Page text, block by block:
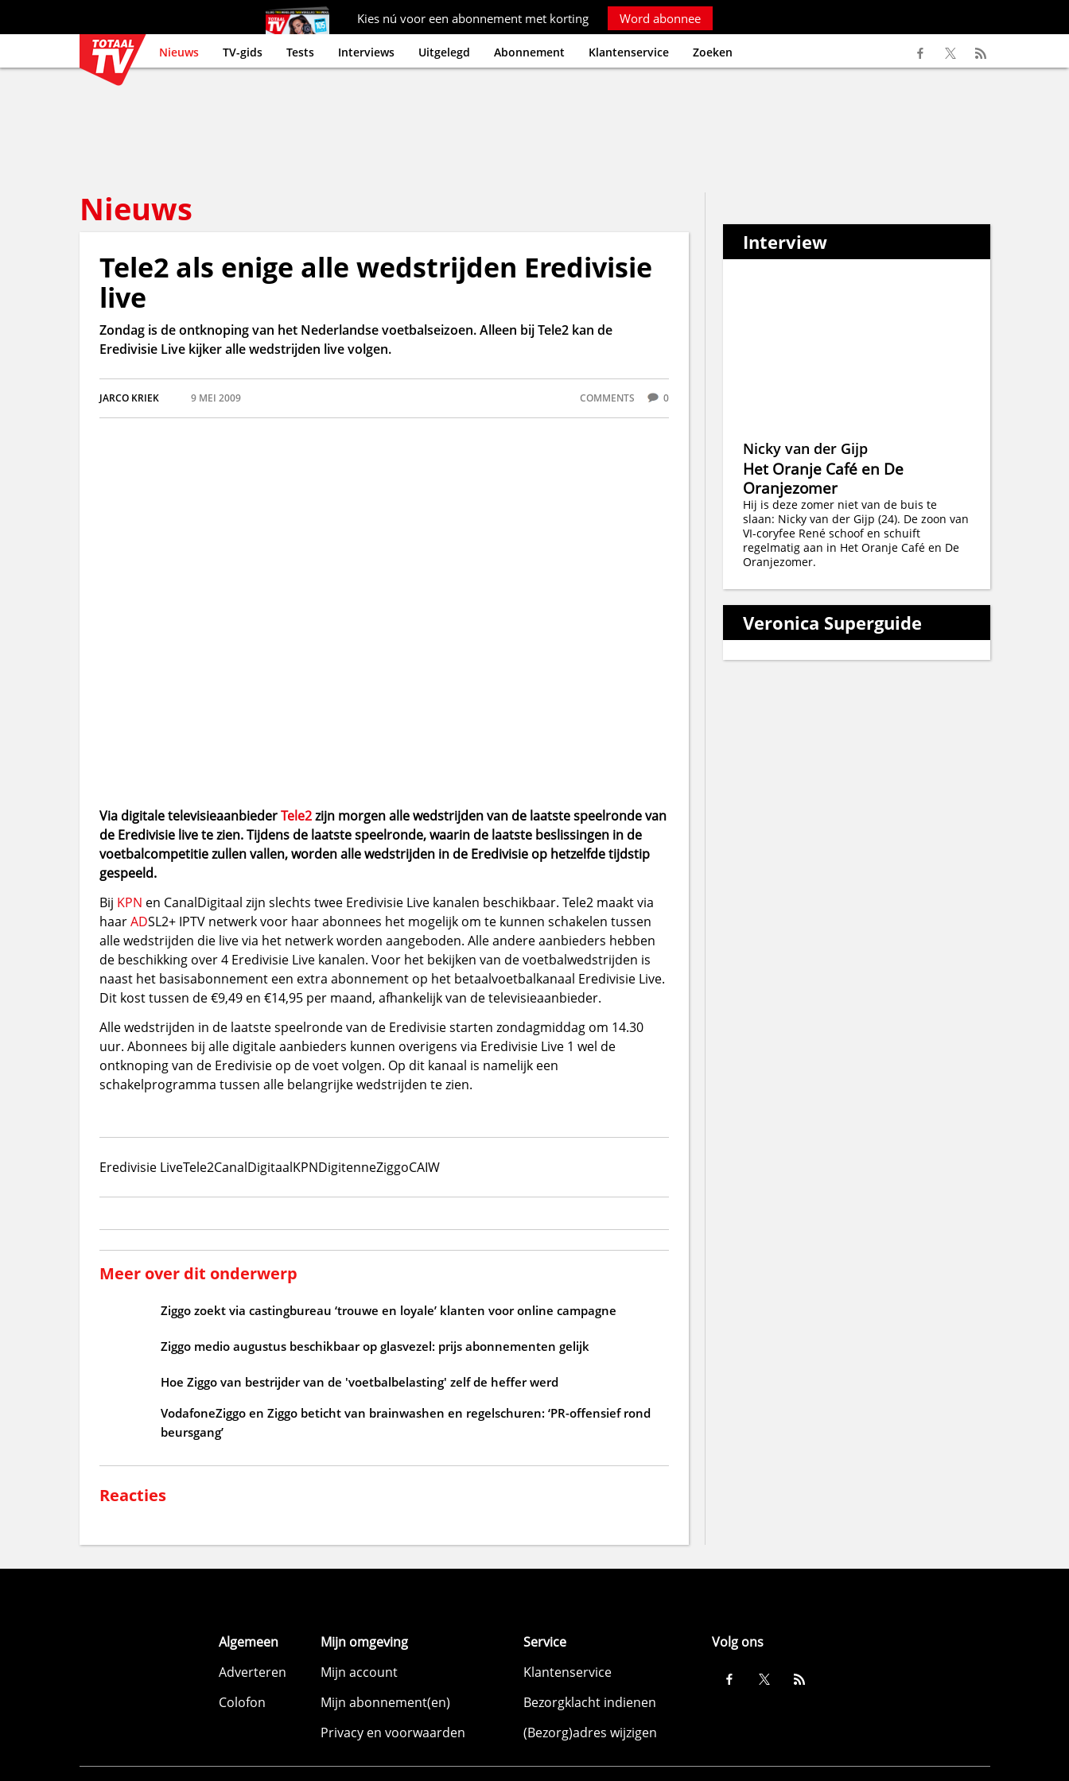
Kies nú voor een abonnement met korting Word abonnee
Nieuws TV-gids Tests Interviews Uitgelegd Abonnement Klantenservice Zoeken
Nieuws
Tele2 als enige alle wedstrijden Eredivisie
live
Zondag is de ontknoping van het Nederlandse voetbalseizoen. Alleen bij Tele2 kan de
Eredivisie Live kijker alle wedstrijden live volgen.
JARCO KRIEK 9 MEI 2009 COMMENTS 0
Via digitale televisieaanbiederTele2zijn morgen alle wedstrijden van de laatste speelronde van
de Eredivisie live te zien. Tijdens de laatste speelronde, waarin de laatste beslissingen in de
voetbalcompetitie zullen vallen, worden alle wedstrijden in de Eredivisie op hetzelfde tijdstip
gespeeld.
Bij KPN en CanalDigitaal zijn slechts twee Eredivisie Live kanalen beschikbaar. Tele2 maakt via
haarADSL2+ IPTV netwerk voor haar abonnees het mogelijk om te kunnen schakelen tussen
alle wedstrijden die live via het netwerk worden aangeboden. Alle andere aanbieders hebben
de beschikking over 4 Eredivisie Live kanalen. Voor het bekijken van de voetbalwedstrijden is
naast het basisabonnement een extra abonnement op het betaalvoetbalkanaal Eredivisie Live.
Dit kost tussen de €9,49 en €14,95 per maand, afhankelijk van de televisieaanbieder.
Alle wedstrijden in de laatste speelronde van de Eredivisie starten zondagmiddag om 14.30
uur. Abonnees bij alle digitale aanbieders kunnen overigens via Eredivisie Live 1 wel de
ontknoping van de Eredivisie op de voet volgen. Op dit kanaal is namelijk een
schakelprogramma tussen alle belangrijke wedstrijden te zien.
Eredivisie LiveTele2CanalDigitaalKPNDigitenneZiggoCAIW
Meer over dit onderwerp
Ziggo zoekt via castingbureau ‘trouwe en loyale’ klanten voor online campagne
Ziggo medio augustus beschikbaar op glasvezel: prijs abonnementen gelijk
Hoe Ziggo van bestrijder van de 'voetbalbelasting' zelf de heffer werd
VodafoneZiggo en Ziggo beticht van brainwashen en regelschuren: ‘PR-offensief rond
beursgang’
Reacties
Interview
Nicky van der Gijp
Het Oranje Café en De
Oranjezomer
Hij is deze zomer niet van de buis te
slaan: Nicky van der Gijp (24). De zoon van
VI-coryfee René schoof en schuift
regelmatig aan in Het Oranje Café en De
Oranjezomer.
Veronica Superguide
Algemeen
Adverteren
Colofon
Mijn omgeving
Mijn account
Mijn abonnement(en)
Privacy en voorwaarden
Service
Klantenservice
Bezorgklacht indienen
(Bezorg)adres wijzigen
Volg ons